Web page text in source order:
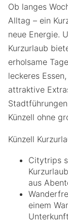
Ob langes
Alltag – ein
neue Energie.
Kurzurlaub
erholsame
leckeres
attraktive
Künzell ohne
Künzell
Citytrips
aus
einem